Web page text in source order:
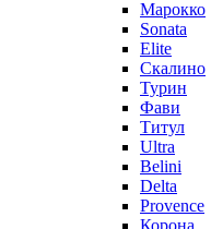
Марокко
Sonata
Elite
Скалино
Турин
Фави
Титул
Ultra
Belini
Delta
Provence
Корона